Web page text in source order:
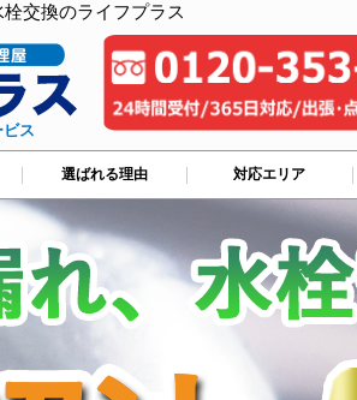
交換のライフプラス
ス
選ばれる理由 対応エリア